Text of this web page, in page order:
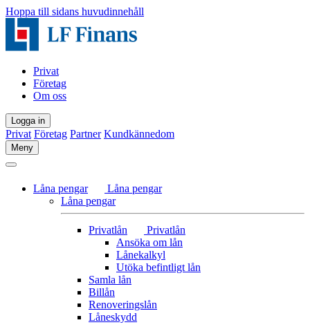
Hoppa till sidans huvudinnehåll
Privat
Företag
Om oss
Logga in
Privat Företag Partner Kundkännedom
Meny
Låna pengar
Låna pengar
Låna pengar
Privatlån
Privatlån
Ansöka om lån
Lånekalkyl
Utöka befintligt lån
Samla lån
Billån
Renoveringslån
Låneskydd